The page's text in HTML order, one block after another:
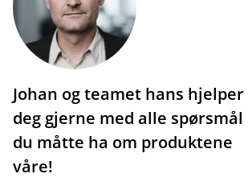
Johan og teamet hans hjelper
deg gjerne med alle spørsmål
du måtte ha om produktene
våre!